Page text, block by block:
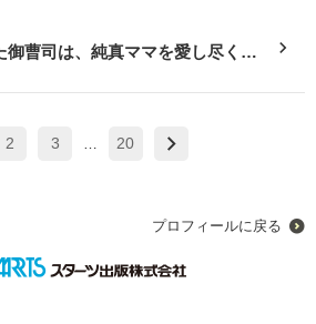
御曹司は、純真ママを愛し尽くし
2 3 20
プロフィールに戻る